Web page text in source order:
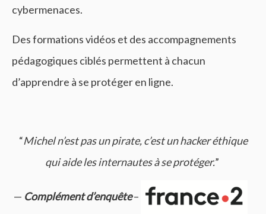
cybermenaces.
Des formations vidéos et des accompagnements
pédagogiques ciblés permettent à chacun
d’apprendre à se protéger en ligne.
“Michel n’est pas un pirate, c’est un hacker éthique
qui aide les internautes à se protéger.”
— Complément d’enquête–